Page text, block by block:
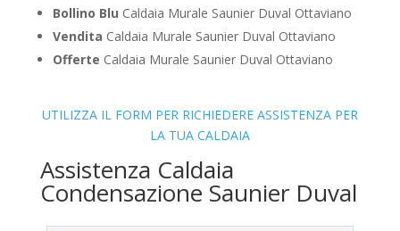
Bollino Blu Caldaia Murale Saunier Duval Ottaviano
Vendita Caldaia Murale Saunier Duval Ottaviano
Offerte Caldaia Murale Saunier Duval Ottaviano
UTILIZZA IL FORM PER RICHIEDERE ASSISTENZA PER
LA TUA CALDAIA
Assistenza Caldaia
Condensazione Saunier Duval